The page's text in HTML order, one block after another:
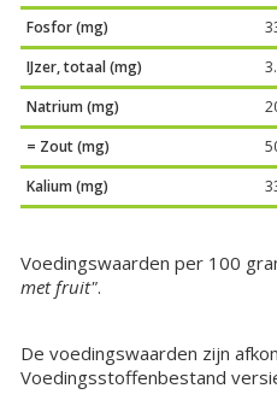
Fosfor (mg)
IJzer, totaal (mg)
Natrium (mg)
= Zout (mg)
Kalium (mg)
Voedingswaarden per 100
met fruit".
De voedingswaarden zijn
Voedingsstoffenbestand